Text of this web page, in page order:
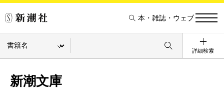
本・雑誌・ウェブ
詳細検索
新潮文庫